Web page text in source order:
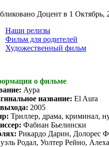
Доцент в 1 Октябрь,
Наши релизы
Фильм для родителей
Художественный фильм
о фильме
Аура
название: El Aura
2005
Триллер, драма, криминал,
Фабиан Бьелински
Рикардо Дарин, Долорес
Родал, Уолтер Рейно,